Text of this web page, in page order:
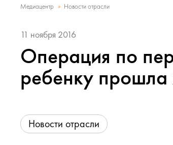
Медиацентр » Новости отрасли
11 ноября 2016
Операция по
ребенку
Новости отрасли